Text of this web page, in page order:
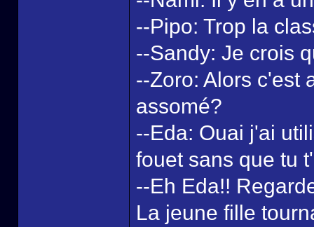
--Pipo: Trop la
--Sandy: Je crois
--Zoro: Alors c'est
assomé?
--Eda: Ouai j'ai
fouet sans que tu
--Eh Eda!!
La jeune fille